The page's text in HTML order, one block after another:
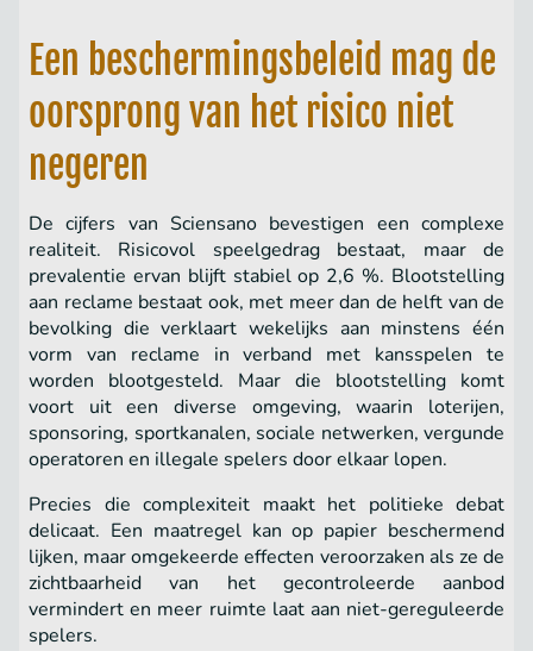
Een beschermingsbeleid mag de
oorsprong van het risico niet
negeren
De cijfers van Sciensano bevestigen een complexe
realiteit. Risicovol speelgedrag bestaat, maar de
prevalentie ervan blijft stabiel op 2,6 %. Blootstelling
aan reclame bestaat ook, met meer dan de helft van de
bevolking die verklaart wekelijks aan minstens één
vorm van reclame in verband met kansspelen te
worden blootgesteld. Maar die blootstelling komt
voort uit een diverse omgeving, waarin loterijen,
sponsoring, sportkanalen, sociale netwerken, vergunde
operatoren en illegale spelers door elkaar lopen.
Precies die complexiteit maakt het politieke debat
delicaat. Een maatregel kan op papier beschermend
lijken, maar omgekeerde effecten veroorzaken als ze de
zichtbaarheid van het gecontroleerde aanbod
vermindert en meer ruimte laat aan niet-gereguleerde
spelers.